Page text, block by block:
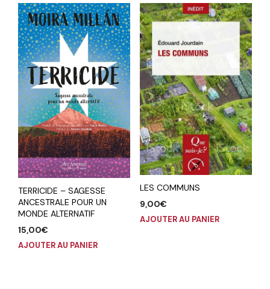
TERRICIDE – SAGESSE
ANCESTRALE POUR UN
MONDE ALTERNATIF
15,00€
AJOUTER AU PANIER
LES COMMUNS
9,00€
AJOUTER AU PANIER